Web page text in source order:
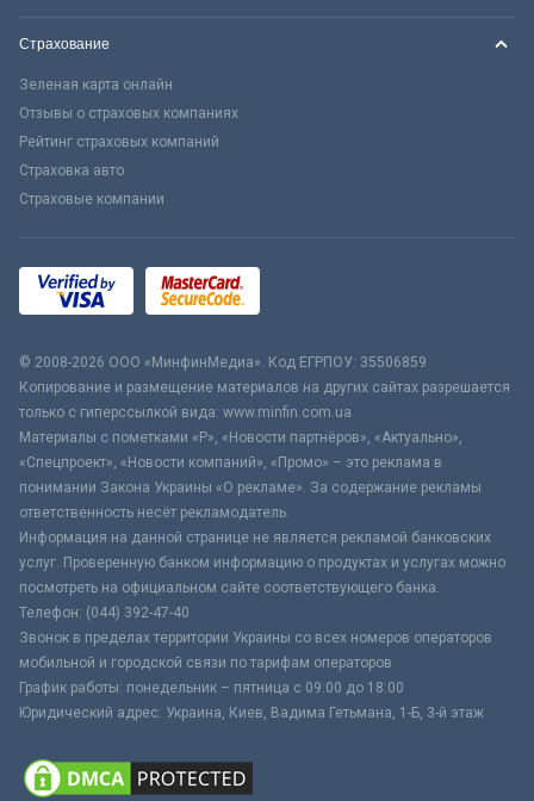
Страхование
Зеленая карта онлайн
Отзывы о страховых компаниях
Рейтинг страховых компаний
Страховка авто
Страховые компании
© 2008-2026 ООО «МинфинМедиа». Код ЕГРПОУ: 35506859
Копирование и размещение материалов на других сайтах разрешается
только с гиперссылкой вида: www.minfin.com.ua
Материалы с пометками «Р», «Новости партнёров», «Актуально»,
«Спецпроект», «Новости компаний», «Промо» – это реклама в
понимании Закона Украины «О рекламе». За содержание рекламы
ответственность несёт рекламодатель.
Информация на данной странице не является рекламой банковских
услуг. Проверенную банком информацию о продуктах и услугах можно
посмотреть на официальном сайте соответствующего банка.
Телефон: (044) 392-47-40
Звонок в пределах территории Украины со всех номеров операторов
мобильной и городской связи по тарифам операторов
График работы: понедельник – пятница с 09:00 до 18:00
Юридический адрес: Украина, Киев, Вадима Гетьмана, 1-Б, 3-й этаж